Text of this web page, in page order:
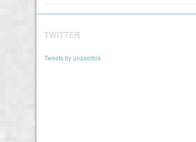
TWITTER
Tweets by unaserbia